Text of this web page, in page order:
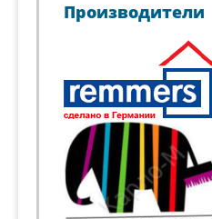
Производители